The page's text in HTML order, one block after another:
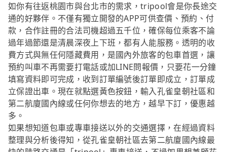
如你有往返桃園市與台北市的需求，tripool會是你長途交
通的好夥伴。不僅有獨立開發的APP可供查價、預約、付
款，合作註冊的合法司機超過五千位，確保每位乘客不論
過年過節還是清晨深夜上下班，都有人能服務。透明的收
費方式與無任何隱藏費用，是國內外旅客的包車首選，讓
預約叫車不再需要打電話或加LINE問報價，只要花一分鐘
填寫資料即可完成，收到訂單編號後訂單即成立，訂單成
立保證出車。現在就點選黃色按鈕，輸入孔雀皇朝社區和
第二航廈國內線或任何你想去的地方，越早下訂，優惠越
多。
如果想知道包車或專車接送以外的交通選擇，在經過資料
整理與分析後得知，從孔雀皇朝社區去第二航廈國內線最